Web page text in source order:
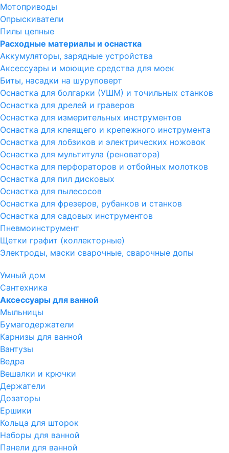
Мотоприводы
Опрыскиватели
Пилы цепные
Расходные материалы и оснастка
Аккумуляторы, зарядные устройства
Аксессуары и моющие средства для моек
Биты, насадки на шуруповерт
Оснастка для болгарки (УШМ) и точильных станков
Оснастка для дрелей и граверов
Оснастка для измерительных инструментов
Оснастка для клеящего и крепежного инструмента
Оснастка для лобзиков и электрических ножовок
Оснастка для мультитула (реноватора)
Оснастка для перфораторов и отбойных молотков
Оснастка для пил дисковых
Оснастка для пылесосов
Оснастка для фрезеров, рубанков и станков
Оснастка для садовых инструментов
Пневмоинструмент
Щетки графит (коллекторные)
Электроды, маски сварочные, сварочные допы
Умный дом
Сантехника
Аксессуары для ванной
Мыльницы
Бумагодержатели
Карнизы для ванной
Вантузы
Ведра
Вешалки и крючки
Держатели
Дозаторы
Ершики
Кольца для шторок
Наборы для ванной
Панели для ванной